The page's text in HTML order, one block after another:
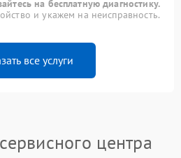
на бесплатную диагностику.
и укажем на неисправность.
все услуги
центра